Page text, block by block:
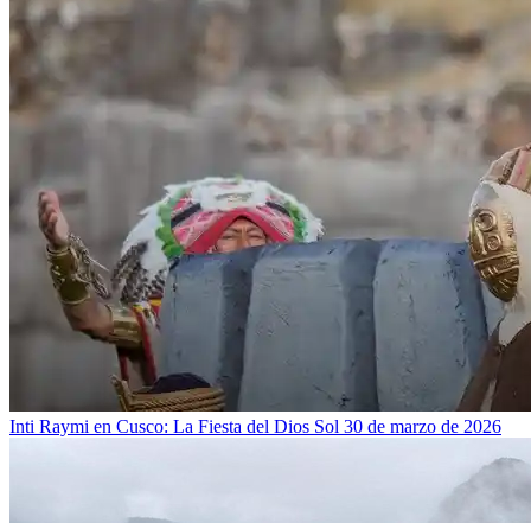
Inti Raymi en Cusco: La Fiesta del Dios Sol 30 de marzo de 2026